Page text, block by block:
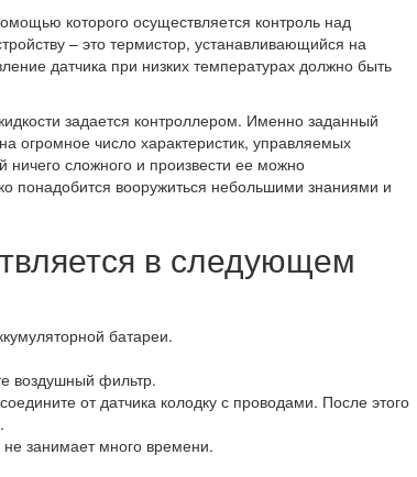
которого осуществляется контроль над
– это термистор, устанавливающийся на
датчика при низких температурах должно быть
задается контроллером. Именно заданный
огромное число характеристик, управляемых
ничего сложного и произвести ее можно
понадобится вооружиться небольшими знаниями и
в следующем
батареи.
воздушный фильтр.
от датчика колодку с проводами. После этого
не занимает много времени.